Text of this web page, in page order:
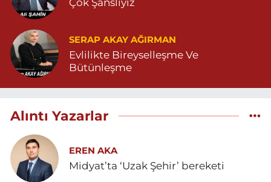
Çok Şanslıyız
SERAP AKAY AĞIRMAN
Evlilikte Bireyselleşme Ve
Bütünleşme
Alıntı Yazarlar
EREN AKA
Midyat’ta ‘Uzak Şehir’ bereketi